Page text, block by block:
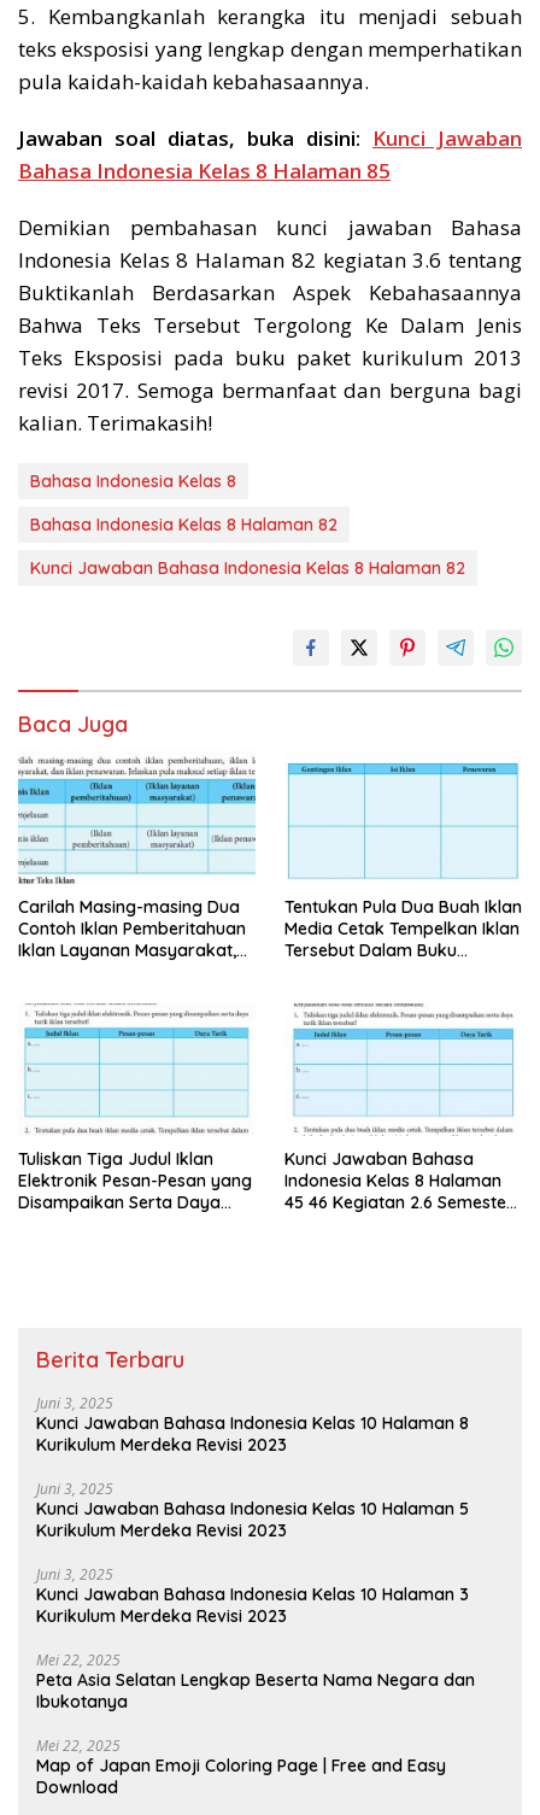
5. Kembangkanlah kerangka itu menjadi sebuah
teks eksposisi yang lengkap dengan memperhatikan
pula kaidah-kaidah kebahasaannya.
Jawaban soal diatas, buka disini: Kunci Jawaban
Bahasa Indonesia Kelas 8 Halaman 85
Demikian pembahasan kunci jawaban Bahasa
Indonesia Kelas 8 Halaman 82 kegiatan 3.6 tentang
Buktikanlah Berdasarkan Aspek Kebahasaannya
Bahwa Teks Tersebut Tergolong Ke Dalam Jenis
Teks Eksposisi pada buku paket kurikulum 2013
revisi 2017. Semoga bermanfaat dan berguna bagi
kalian. Terimakasih!
Bahasa Indonesia Kelas 8
Bahasa Indonesia Kelas 8 Halaman 82
Kunci Jawaban Bahasa Indonesia Kelas 8 Halaman 82
Baca Juga
Carilah Masing-masing Dua
Contoh Iklan Pemberitahuan
Iklan Layanan Masyarakat,
Tentukan Pula Dua Buah Iklan
Media Cetak Tempelkan Iklan
Tersebut Dalam Buku
Tuliskan Tiga Judul Iklan
Elektronik Pesan-Pesan yang
Disampaikan Serta Daya
Kunci Jawaban Bahasa
Indonesia Kelas 8 Halaman
45 46 Kegiatan 2.6 Semester
Berita Terbaru
Juni 3, 2025
Kunci Jawaban Bahasa Indonesia Kelas 10 Halaman 8
Kurikulum Merdeka Revisi 2023
Juni 3, 2025
Kunci Jawaban Bahasa Indonesia Kelas 10 Halaman 5
Kurikulum Merdeka Revisi 2023
Juni 3, 2025
Kunci Jawaban Bahasa Indonesia Kelas 10 Halaman 3
Kurikulum Merdeka Revisi 2023
Mei 22, 2025
Peta Asia Selatan Lengkap Beserta Nama Negara dan
Ibukotanya
Mei 22, 2025
Map of Japan Emoji Coloring Page | Free and Easy
Download